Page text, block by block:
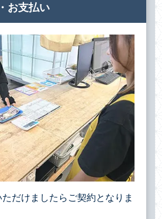
お支払い
だけましたらご契約となりま